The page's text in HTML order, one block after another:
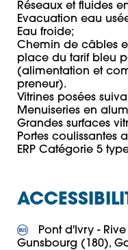
Réseaux et fluides
Evacuation eau
Eau froide;
Chemin de câbles
place du tarif bleu
(alimentation et
preneur).
Vitrines posées
Menuiseries en
Grandes surfaces
Portes coulissantes
ERP Catégorie 5
Pont d'Ivry -
Gunsbourg (180),